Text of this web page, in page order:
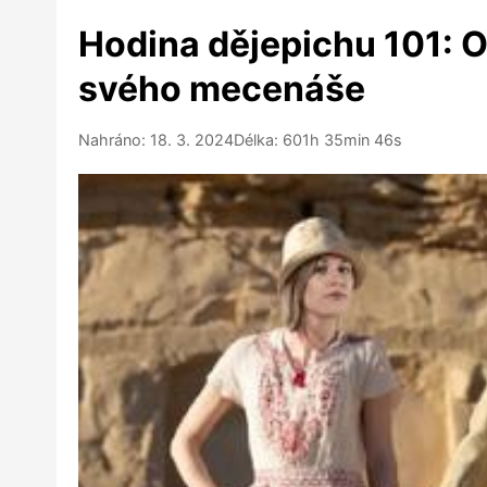
Hodina dějepichu 101:
svého mecenáše
Nahráno: 18. 3. 2024Délka: 601h 35min 46s